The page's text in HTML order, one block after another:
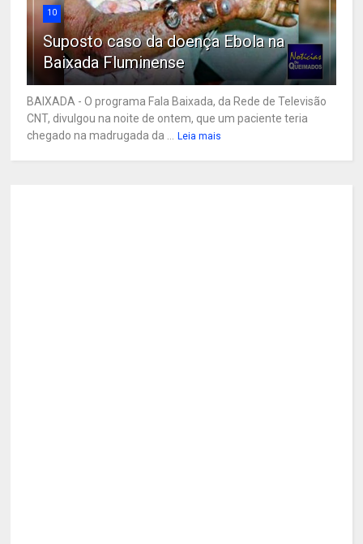
10
Suposto caso da doença Ebola na
Baixada Fluminense
BAIXADA - O programa Fala Baixada, da Rede de Televisão
CNT, divulgou na noite de ontem, que um paciente teria
chegado na madrugada da ...
Leia mais